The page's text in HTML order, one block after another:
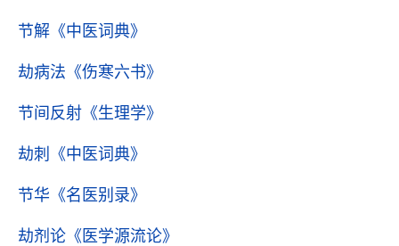
节解 《中医词典》
劫病法 《伤寒六书》
节间反射 《生理学》
劫刺 《中医词典》
节华 《名医别录》
劫剂论 《医学源流论》